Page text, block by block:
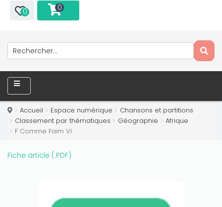
0 0
Accueil Espace numérique
Chansons et partitions
Classement par thématiques
Géographie
Afrique
F Comme Faim VI
Fiche article (.PDF)
Only play at
amount on your credits!